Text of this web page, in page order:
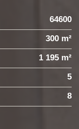
64600
300 m²
1 195 m²
5
8